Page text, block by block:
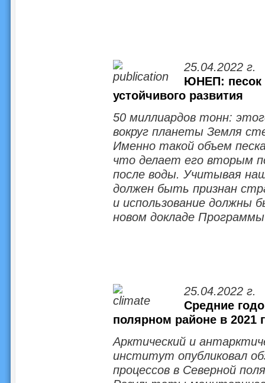
25.04.2022 г.
ЮНЕП: песок
устойчивого развития
50 миллиардов тонн:
вокруг планеты Земля
Именно такой объем
что делает его вторым
после воды. Учитывая
должен быть признан
и использование должны
новом докладе
25.04.2022 г.
Средние
полярном районе в
Арктический и
институт опубликовал
процессов в Северной